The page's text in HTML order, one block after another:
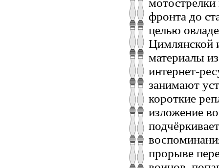
фронта до
целью
Цимлянской
материалы
интернет-
занимают
короткие
изложение
прорыве